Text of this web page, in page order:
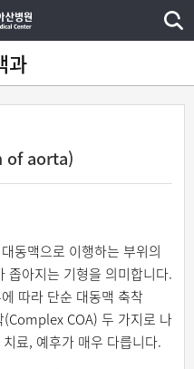
과
of aorta)
동맥으로 이행하는 부위의
좁아지는 기형을 의미합니다.
따라 단순 대동맥 축착
COA) 두 가지로 나
료, 예후가 매우 다릅니다.